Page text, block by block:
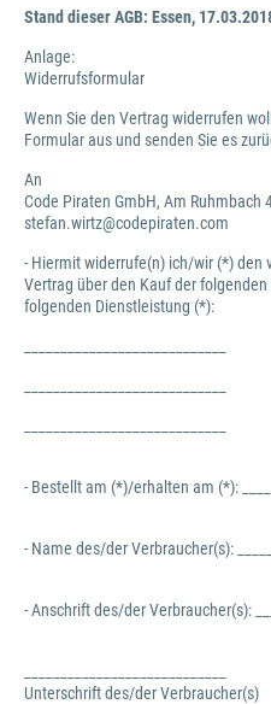
Stand dieser AGB: Essen,
Anlage:
Widerrufsformular
Wenn Sie den Vertrag widerrufen
Formular aus und senden Sie es
An
Code Piraten GmbH, Am Ruhmbach
stefan.wirtz@codepiraten.com
- Hiermit widerrufe(n) ich/wir (*) den
Vertrag über den Kauf der
folgenden Dienstleistung (*):
- Bestellt am (*)/erhalten am (*):
- Name des/der Verbraucher(s):
- Anschrift des/der Verbraucher(s):
Unterschrift des/der Verbraucher(s)